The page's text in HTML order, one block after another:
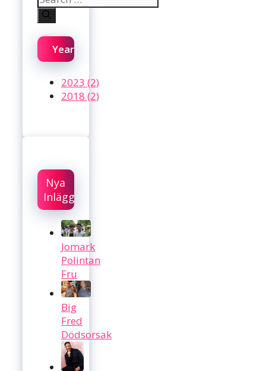
for:
Year
2023 (2)
2018 (2)
Nya
Inlägg
Jomark
Polintan
Fru
Big
Fred
Dödsorsak